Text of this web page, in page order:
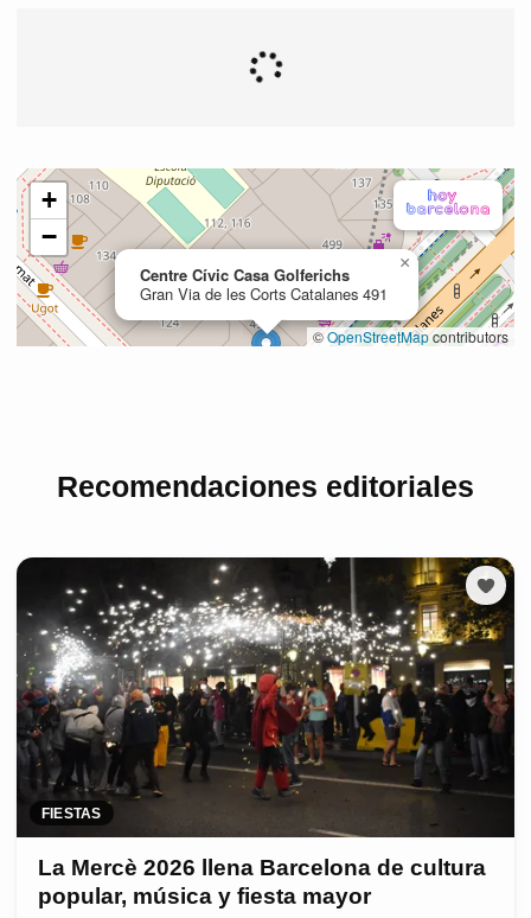
Recomendaciones editoriales
FIESTAS
La Mercè 2026 llena Barcelona de cultura
popular, música y fiesta mayor